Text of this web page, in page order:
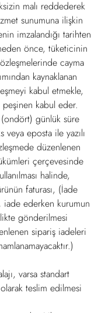
malı reddederek
sunumuna ilişkin
imzalandığı tarihten
önce, tüketicinin
cayma
kaynaklanan
kabul etmekle,
kabul eder.
(ondört) günlük süre
eposta ile yazılı
düzenlenen
çerçevesinde
halinde,
faturası, (İade
iade ederken kurumun
gönderilmesi
sipariş iadeleri
varsa standart
teslim edilmesi